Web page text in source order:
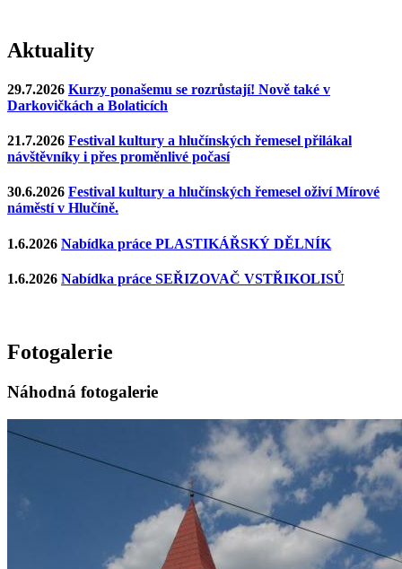
Aktuality
29.7.2026 Kurzy ponašemu se rozrůstají! Nově také v
Darkovičkách a Bolaticích
21.7.2026 Festival kultury a hlučínských řemesel přilákal
návštěvníky i přes proměnlivé počasí
30.6.2026 Festival kultury a hlučínských řemesel oživí Mírové
náměstí v Hlučíně.
1.6.2026 Nabídka práce PLASTIKÁŘSKÝ DĚLNÍK
1.6.2026 Nabídka práce SEŘIZOVAČ VSTŘIKOLISŮ
Fotogalerie
Náhodná fotogalerie